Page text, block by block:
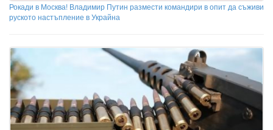
Рокади в Москва! Владимир Путин размести командири в опит да съживи
руското настъпление в Украйна